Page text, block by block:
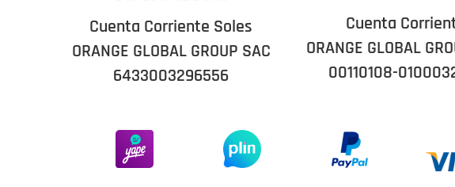
Cuenta Corriente Soles
ORANGE GLOBAL GROUP SAC
6433003296556
Cuenta
ORANGE GLOBAL
00110108-